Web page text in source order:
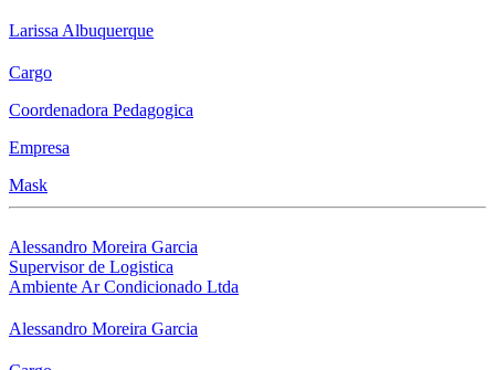
Larissa Albuquerque
Cargo
Coordenadora Pedagogica
Empresa
Mask
Alessandro Moreira Garcia
Supervisor de Logistica
Ambiente Ar Condicionado Ltda
Alessandro Moreira Garcia